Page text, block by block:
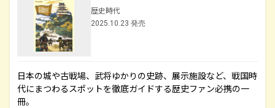
歴史時代
2025.10.23 発売
日本の城や古戦場、武将ゆかりの史跡、展示施設など、戦国時
代にまつわるスポットを徹底ガイドする歴史ファン必携の一
冊。